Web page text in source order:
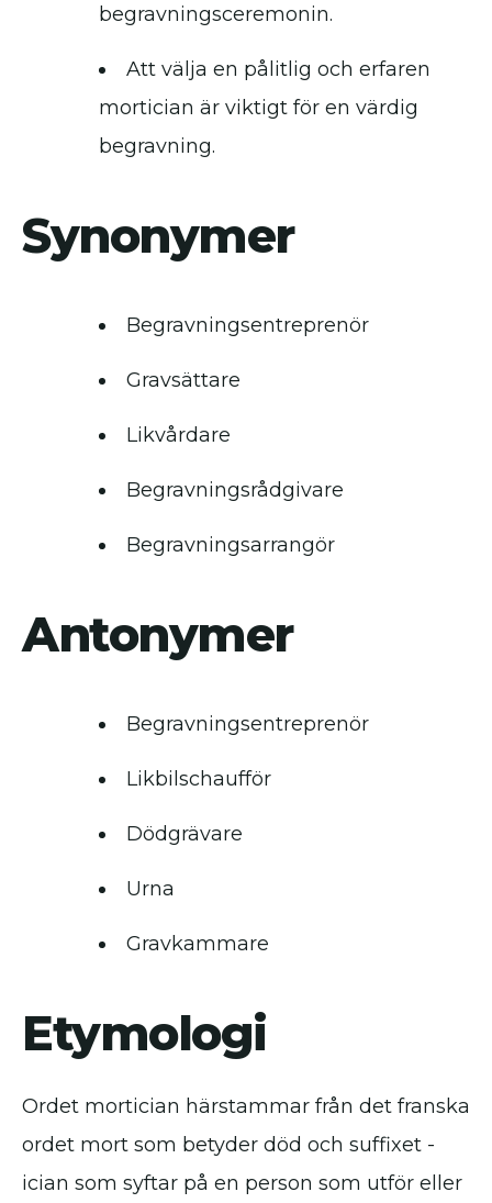
begravningsceremonin.
Att välja en pålitlig och erfaren
mortician är viktigt för en värdig
begravning.
Synonymer
Begravningsentreprenör
Gravsättare
Likvårdare
Begravningsrådgivare
Begravningsarrangör
Antonymer
Begravningsentreprenör
Likbilschaufför
Dödgrävare
Urna
Gravkammare
Etymologi
Ordet mortician härstammar från det franska
ordet mort som betyder död och suffixet -
ician som syftar på en person som utför eller